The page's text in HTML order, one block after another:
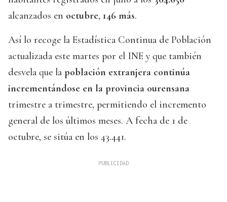
alcanzados en octubre, 146 más.
Así lo recoge la Estadística Continua de Población
actualizada este martes por el INE y que también
desvela que la población extranjera continúa
incrementándose en la provincia ourensana
trimestre a trimestre, permitiendo el incremento
general de los últimos meses. A fecha de 1 de
octubre, se sitúa en los 43.441.